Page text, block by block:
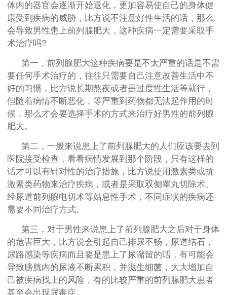
体内的器官会逐渐开始退化，更加容易使自己的身体健
康受到疾病的威胁，比方说不注意好性生活的话，那么
会导致男性患上前列腺肥大，这种疾病一定需要采取手
术治疗吗?
第一，前列腺肥大这种疾病要是不太严重的话是不需
要任何手术治疗的，往往只需要自己注意改善生活中不
好的习惯，比方说长期熬夜或者是过度性生活等就行，
但随着病情不断恶化，等严重到药物都无法起作用的时
候，那么才会要选择手术的方式来治疗好男性的前列腺
肥大。
第二，一般来说患上了前列腺肥大的人们应该要去到
医院接受检查，看看病情发展到那个阶段，只有这样的
话才可以有针对性的治疗措施，比方说使用激素类或抗
激素类药物来治疗疾病，或者是采取双侧睾丸切除术、
经尿道前列腺电切术等姑息性手术，不同症状的疾病还
需要不同治疗方式。
第三，对于男性来说患上了前列腺肥大之后对于身体
的危害巨大，比方说会引起自己排尿不畅，尿道结石，
尿路感染等疾病而且要是患上了尿潴留的话，有可能会
导致膀胱内的尿液不断累积，并滋生细菌，大大增加自
己被疾病找上的风险，有的比较严重的前列腺肥大患者
甚至会出现尿毒症。